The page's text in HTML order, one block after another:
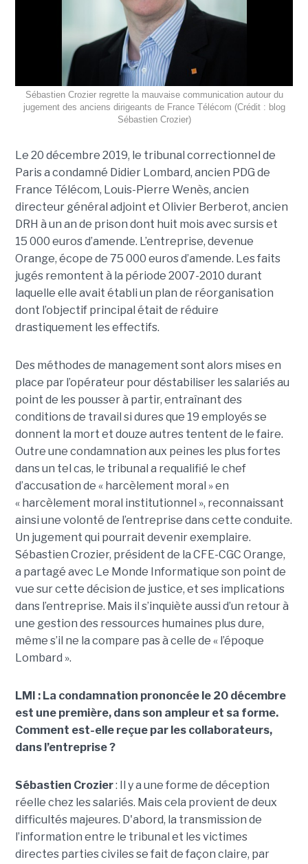
Sébastien Crozier regrette la mauvaise communication autour du
jugement des anciens dirigeants de France Télécom (Crédit : blog
Sébastien Crozier)
Le 20 décembre 2019, le tribunal correctionnel de
Paris a condamné Didier Lombard, ancien PDG de
France Télécom, Louis-Pierre Wenès, ancien
directeur général adjoint et Olivier Berberot, ancien
DRH à un an de prison dont huit mois avec sursis et
15 000 euros d’amende. L’entreprise, devenue
Orange, écope de 75 000 euros d’amende. Les faits
jugés remontent à la période 2007-2010 durant
laquelle elle avait établi un plan de réorganisation
dont l’objectif principal était de réduire
drastiquement les effectifs.
Des méthodes de management sont alors mises en
place par l’opérateur pour déstabiliser les salariés au
point de les pousser à partir, entraînant des
conditions de travail si dures que 19 employés se
donnent la mort et douze autres tentent de le faire.
Outre une condamnation aux peines les plus fortes
dans un tel cas, le tribunal a requalifié le chef
d’accusation de « harcèlement moral » en
« harcèlement moral institutionnel », reconnaissant
ainsi une volonté de l’entreprise dans cette conduite.
Un jugement qui pourrait devenir exemplaire.
Sébastien Crozier, président de la CFE-CGC Orange,
a partagé avec Le Monde Informatique son point de
vue sur cette décision de justice, et ses implications
dans l’entreprise. Mais il s’inquiète aussi d’un retour à
une gestion des ressources humaines plus dure,
même s’il ne la compare pas à celle de « l’époque
Lombard ».
LMI : La condamnation prononcée le 20 décembre
est une première, dans son ampleur et sa forme.
Comment est-elle reçue par les collaborateurs,
dans l’entreprise ?
Sébastien Crozier: Il y a une forme de déception
réelle chez les salariés. Mais cela provient de deux
difficultés majeures. D'abord, la transmission de
l’information entre le tribunal et les victimes
directes parties civiles se fait de façon claire, par